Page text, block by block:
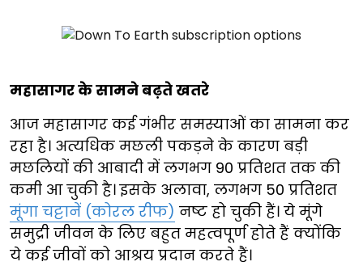
महासागर के सामने बढ़ते खतरे
आज महासागर कई गंभीर समस्याओं का सामना कर
रहा है। अत्यधिक मछली पकड़ने के कारण बड़ी
मछलियों की आबादी में लगभग 90 प्रतिशत तक की
कमी आ चुकी है। इसके अलावा, लगभग 50 प्रतिशत
मूंगा चट्टानें (कोरल रीफ) नष्ट हो चुकी हैं। ये मूंगे
समुद्री जीवन के लिए बहुत महत्वपूर्ण होते हैं क्योंकि
ये कई जीवों को आश्रय प्रदान करते हैं।